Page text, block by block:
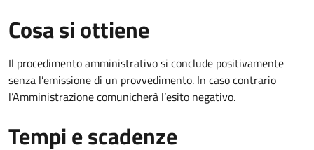
Cosa si ottiene
Il procedimento amministrativo si conclude positivamente
senza l’emissione di un provvedimento. In caso contrario
l’Amministrazione comunicherà l’esito negativo.
Tempi e scadenze